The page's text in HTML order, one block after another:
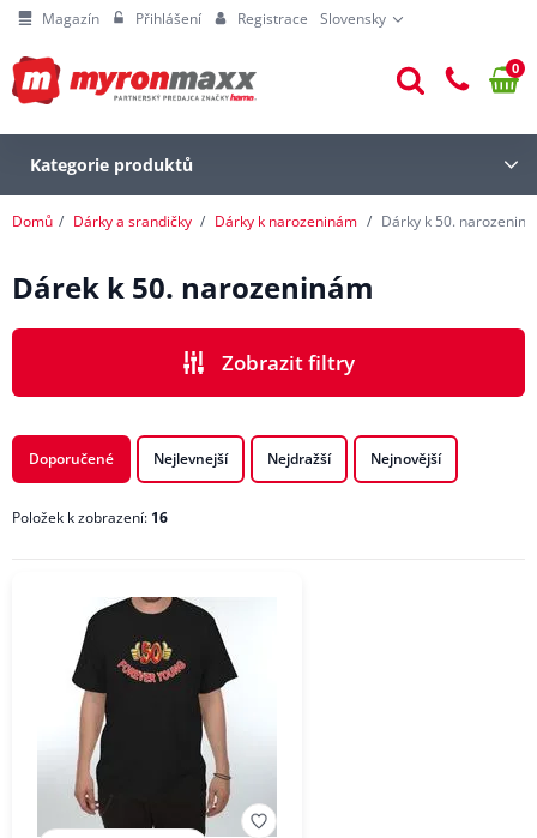
Magazín Přihlášení Registrace Slovensky
0
Kategorie produktů
Domů Dárky a srandičky Dárky k narozeninám Dárky k 50.
Dárek k 50. narozeninám
Zobrazit filtry
CENA
Doporučené Nejlevnejší Nejdražší Nejnovější
Položek k zobrazení: 16